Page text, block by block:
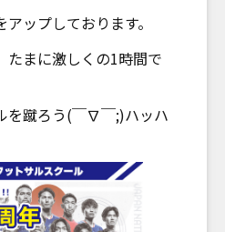
ップしております。
たまに激しくの1時間で
を蹴ろう(￣∇￣;)ハッハ